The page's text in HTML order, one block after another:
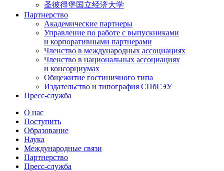
圣彼得堡国立经济大学
Партнерство
Академические партнеры
Управление по работе с выпускниками
и корпоративными партнерами
Членство в международных ассоциациях
Членство в национальных ассоциациях
и консорциумах
Общежитие гостиничного типа
Издательство и типография СПбГЭУ
Пресс-служба
О нас
Поступить
Образование
Наука
Международные связи
Партнерство
Пресс-служба